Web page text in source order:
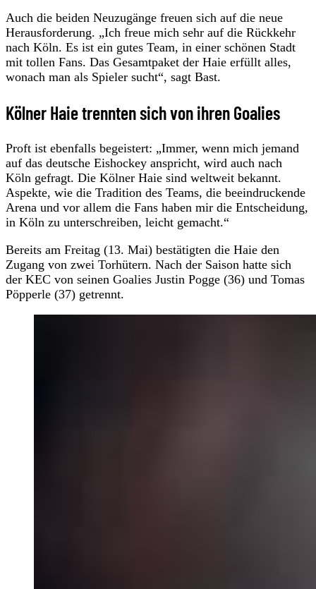
Auch die beiden Neuzugänge freuen sich auf die neue
Herausforderung. „Ich freue mich sehr auf die Rückkehr
nach Köln. Es ist ein gutes Team, in einer schönen Stadt
mit tollen Fans. Das Gesamtpaket der Haie erfüllt alles,
wonach man als Spieler sucht“, sagt Bast.
Kölner Haie trennten sich von ihren Goalies
Proft ist ebenfalls begeistert: „Immer, wenn mich jemand
auf das deutsche Eishockey anspricht, wird auch nach
Köln gefragt. Die Kölner Haie sind weltweit bekannt.
Aspekte, wie die Tradition des Teams, die beeindruckende
Arena und vor allem die Fans haben mir die Entscheidung,
in Köln zu unterschreiben, leicht gemacht.“
Bereits am Freitag (13. Mai) bestätigten die Haie den
Zugang von zwei Torhütern. Nach der Saison hatte sich
der KEC von seinen Goalies Justin Pogge (36) und Tomas
Pöpperle (37) getrennt.